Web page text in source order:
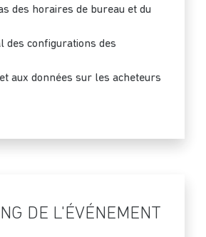
des horaires de bureau et du
des configurations des
aux données sur les acheteurs
DE L'ÉVÉNEMENT